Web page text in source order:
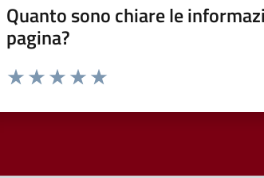
Quanto sono chiare le
pagina?
Valuta da 1 a 5 stelle la pagina